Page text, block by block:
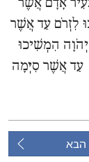
לִזְרֹם עַד אֲשֶׁר
יְהֹוָה הִמְשִׁיכוּ
עַד אֲשֶׁר סִיְּמָה
הבא